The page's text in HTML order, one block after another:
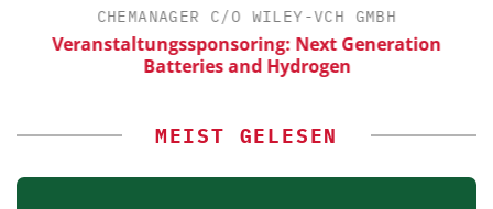
CHEMANAGER C/O WILEY-VCH GMBH
Veranstaltungssponsoring: Next Generation
Batteries and Hydrogen
MEIST GELESEN